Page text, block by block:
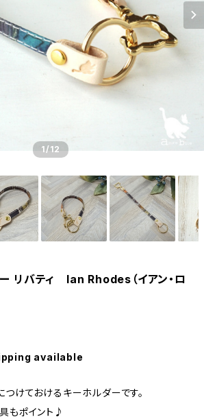
1/12
リバティ Ian Rhodes（イアン・ロ
available
けておけるキーホルダーです。
もポイント♪